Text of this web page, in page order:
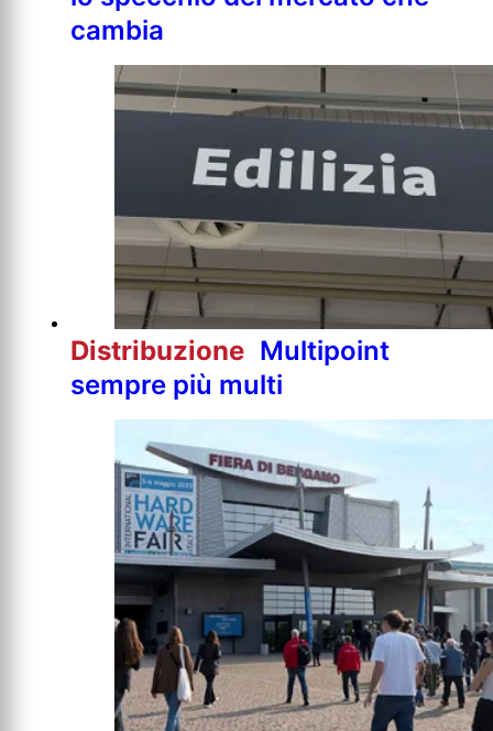
cambia
Distribuzione Multipoint
sempre più multi